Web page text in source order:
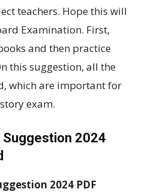
teachers. Hope this will
Examination. First,
and then practice
this suggestion, all the
which are important for
exam.
2024
2024 PDF